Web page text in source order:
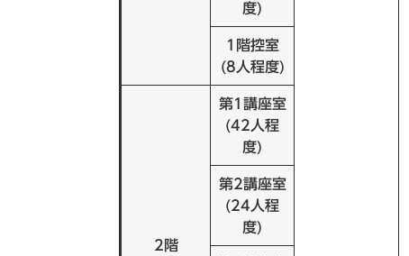
度)
1階控室
(8人程度)
2階
第1講座室
(42人程
度)
第2講座室
(24人程
度)